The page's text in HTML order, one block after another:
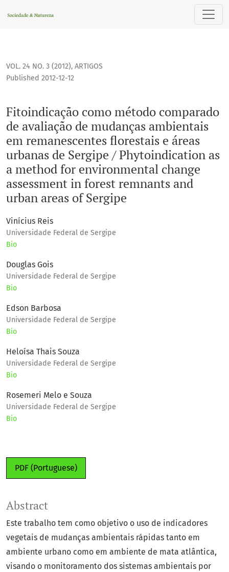
Fitoindicação como método comparado de avaliação de
VOL. 24 NO. 3 (2012), ARTIGOS
Fitoindicação como método comparado
de avaliação de mudanças ambientais
em remanescentes florestais e áreas
urbanas de Sergipe / Phytoindication as
a method for environmental change
assessment in forest remnants and
urban areas of Sergipe
Published 2012-12-12
Vinícius Reis
Universidade Federal de Sergipe
Bio
Douglas Gois
Universidade Federal de Sergipe
Bio
Edson Barbosa
Universidade Federal de Sergipe
Bio
Heloísa Thais Souza
Universidade Federal de Sergipe
Bio
Rosemeri Melo e Souza
Universidade Federal de Sergipe
Bio
PDF (Portuguese)
Abstract
Este trabalho tem como objetivo o uso de indicadores
vegetais de mudanças ambientais rápidas tanto em
ambiente urbano como em ambiente de mata atlântica,
visando o monitoramento dos sistemas ambientais por